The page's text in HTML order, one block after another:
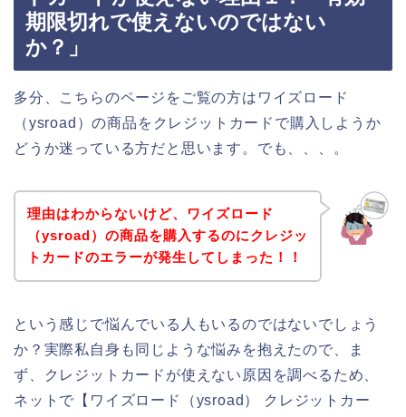
期限切れで使えないのではない
か？」
多分、こちらのページをご覧の方はワイズロード
（ysroad）の商品をクレジットカードで購入しようか
どうか迷っている方だと思います。でも、、、。
理由はわからないけど、ワイズロード
（ysroad）の商品を購入するのにクレジッ
トカードのエラーが発生してしまった！！
という感じで悩んでいる人もいるのではないでしょう
か？実際私自身も同じような悩みを抱えたので、ま
ず、クレジットカードが使えない原因を調べるため、
ネットで【ワイズロード（ysroad） クレジットカー